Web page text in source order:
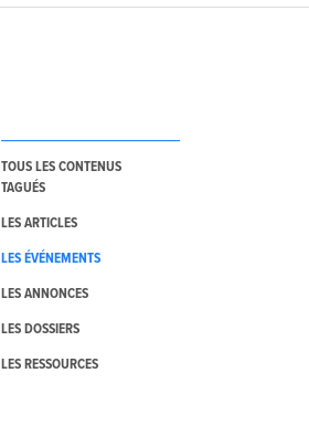
TOUS LES CONTENUS
TAGUÉS
LES ARTICLES
LES ÉVÉNEMENTS
LES ANNONCES
LES DOSSIERS
LES RESSOURCES